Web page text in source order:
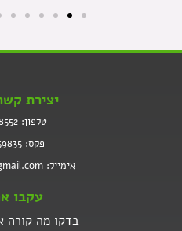
יצירת
טלפון: 04-9858552
פקס: 04-9859835
אימייל: nofeshpnai@gmail.com
עקבו
בדקו מה קורה